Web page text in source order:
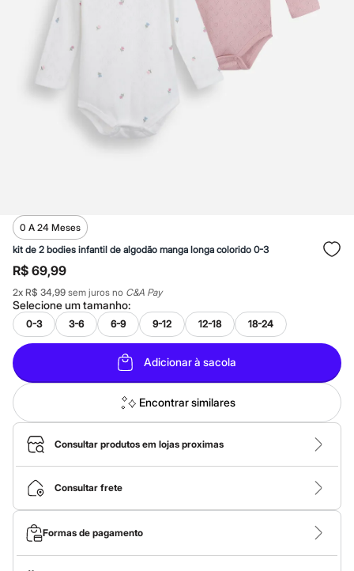
Casacos e Jaquetas
Macacões
Shorts e Bermudas
Vestidos
Acessórios
Bonés e Chapéus
Botas
Chinelos
Rasteirinhas
Sandálias
Sapatilhas
Tênis
Marcas
City
Clock House
Mindset
Sawary
Yessica
Moda esportiva
Acessórios
Blusas
Calçados
Leggings
Shorts e Bermudas
Tops
Moda íntima
Calcinhas
Cintas e Modeladores
Meias
Pijamas
Sutiãs e Tops
0 A 24 Meses
kit de 2 bodies infantil de algodão manga longa colorido 0-3
R$ 69,99
2x R$ 34,99 sem juros no C&A Pay
Selecione umtamanho:
0-3 3-6 6-9 9-12 12-18 18-24
Adicionar à sacola
Encontrar similares
Consultar produtos em lojas proximas
Consultar frete
Formas de pagamento